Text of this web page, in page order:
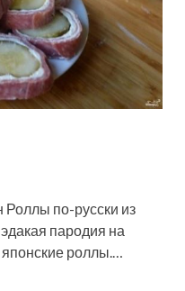
по-русски из
пародия на
роллы.…